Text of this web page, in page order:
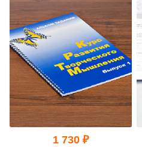
1 730 ₽